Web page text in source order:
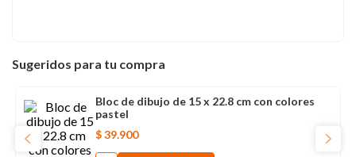
Sugeridos para tu compra
Bloc de dibujo de 15 x 22.8 cm con colores
pastel
$39.900